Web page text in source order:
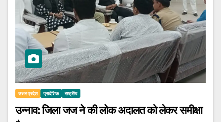
उत्तर प्रदेश प्रादेशिक राष्ट्रीय
उन्नाव: जिला जज ने की लोक अदालत को लेकर समीक्षा